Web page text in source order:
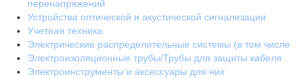
перенапряжений
Устройства оптической и акустической сигнализации
Учетная техника
Электрические распределительные системы (в том числе
Электроизоляционные трубы/Трубы для защиты кабеля
Электроинструменты и аксессуары для них